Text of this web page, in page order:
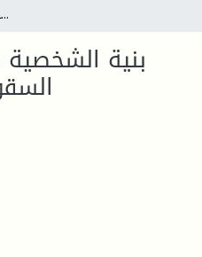
بنية الشخصية في رواية أيام قبل السقوط لمنذر المدفعي
بنية